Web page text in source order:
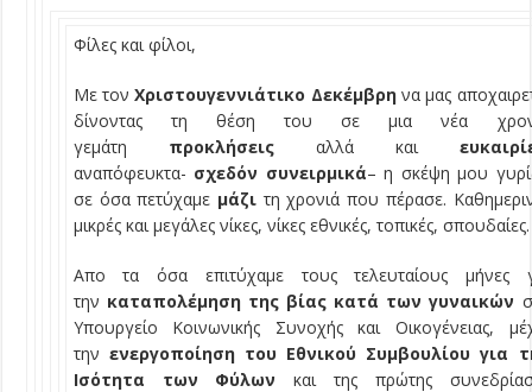
Φίλες και φίλοι,
Με τονΧριστουγεννιάτικο Δεκέμβρηνα μας
δίνοντας τη θέση του σε μια νέα
γεμάτη προκλήσειςαλλά και
αναπόφευκτα- σχεδόν συνειρμικά– η σκέψη μου
σε όσα πετύχαμε μάζιτη χρονιά που πέρασε.
μικρές και μεγάλες νίκες, νίκες εθνικές, τοπικές, σπουδαίες.
Απο τα όσα επιτύχαμε τους τελευταίους μήνες
την καταπολέμηση της βίας κατά των γυναικών
Υπουργείο Κοινωνικής Συνοχής και Οικογένειας,
την ενεργοποίηση του Εθνικού Συμβουλίου για
Ισότητα των Φύλων και της πρώτης